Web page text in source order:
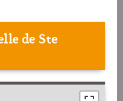
de Ste